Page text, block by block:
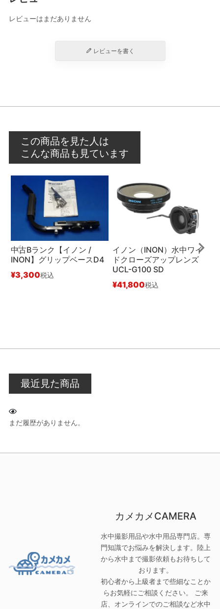
レビューはまだありません
レビューを書く
この商品を見た人は
こんな商品も見ています
中古Bランク【イノン /
INON】グリップベースD4
¥3,300税込
イノン（INON）水中ワイ
ドクローズアップレンズ
UCL-G100 SD
¥41,800税込
最近見た商品
まだ履歴がありません。
カメカメCAMERA
水中撮影用品や水中用品専門店。専
門知識でお悩みを解決します。陸上
から水中まで撮影依頼もお待ちして
おります。
初心者から上級者まで些細なことか
らお気軽にご相談ください。 ご来
店、オンラインでのご相談など水中